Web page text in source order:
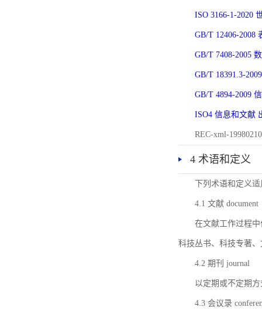
ISO 3166-1-2020
GB/T 12406-2008
GB/T 7408-2005
GB/T 18391.3-
GB/T 4894-2009
ISO4 信息和文献
REC-xml-
4 术语和定义
下列术语和定义
4.1 文献 document
在文献工作过程
科技丛书、科技专著
4.2 期刊 journal
以定期或不定期
4.3 会议录